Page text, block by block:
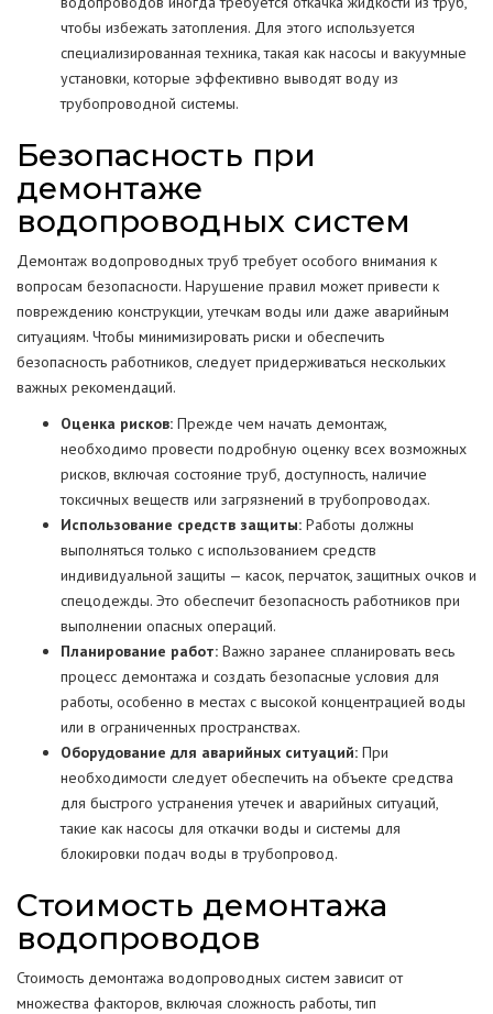
чтобы избежать затопления. Для этого используется
специализированная техника, такая как насосы и вакуумные
установки, которые эффективно выводят воду из
трубопроводной системы.
Безопасность при
демонтаже
водопроводных систем
Демонтаж водопроводных труб требует особого внимания к
вопросам безопасности. Нарушение правил может привести к
повреждению конструкции, утечкам воды или даже аварийным
ситуациям. Чтобы минимизировать риски и обеспечить
безопасность работников, следует придерживаться нескольких
важных рекомендаций.
Оценка рисков: Прежде чем начать демонтаж,
необходимо провести подробную оценку всех возможных
рисков, включая состояние труб, доступность, наличие
токсичных веществ или загрязнений в трубопроводах.
Использование средств защиты: Работы должны
выполняться только с использованием средств
индивидуальной защиты — касок, перчаток, защитных очков и
спецодежды. Это обеспечит безопасность работников при
выполнении опасных операций.
Планирование работ: Важно заранее спланировать весь
процесс демонтажа и создать безопасные условия для
работы, особенно в местах с высокой концентрацией воды
или в ограниченных пространствах.
Оборудование для аварийных ситуаций: При
необходимости следует обеспечить на объекте средства
для быстрого устранения утечек и аварийных ситуаций,
такие как насосы для откачки воды и системы для
блокировки подач воды в трубопровод.
Стоимость демонтажа
водопроводов
Стоимость демонтажа водопроводных систем зависит от
множества факторов, включая сложность работы, тип